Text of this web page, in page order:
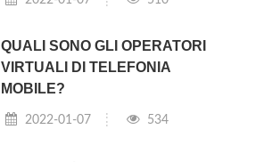
QUALI SONO GLI OPERATORI
VIRTUALI DI TELEFONIA
MOBILE?
2022-01-07 534